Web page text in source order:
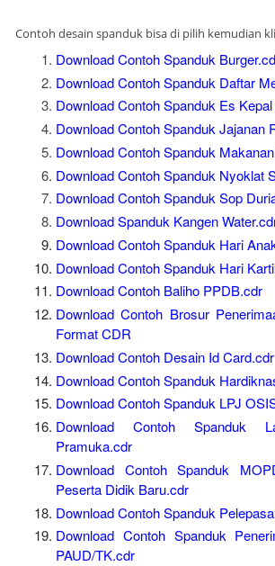
Contoh desain spanduk bisa di pilih kemudian
Download Contoh Spanduk
Download Contoh Spanduk Daftar
Download Contoh Spanduk Es
Download Contoh Spanduk Jajanan
Download Contoh Spanduk
Download Contoh Spanduk Nyoklat
Download Contoh Spanduk Sop
Download Spanduk Kangen
Download Contoh Spanduk Hari
Download Contoh Spanduk Hari
Download Contoh Baliho PPDB.cdr
Download Contoh Brosur
Format CDR
Download Contoh Desain Id Card.cdr
Download Contoh Spanduk
Download Contoh Spanduk LPJ
Download Contoh Spanduk
Pramuka.cdr
Download Contoh Spanduk
Peserta Didik Baru.cdr
Download Contoh Spanduk
Download Contoh Spanduk
PAUD/TK.cdr